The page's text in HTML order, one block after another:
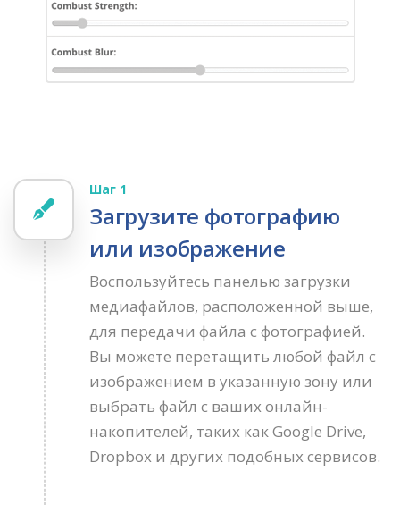
Шаг 1
Загрузите фотографию
или изображение
Воспользуйтесь панелью загрузки
медиафайлов, расположенной выше,
для передачи файла с фотографией.
Вы можете перетащить любой файл с
изображением в указанную зону или
выбрать файл с ваших онлайн-
накопителей, таких как Google Drive,
Dropbox и других подобных сервисов.